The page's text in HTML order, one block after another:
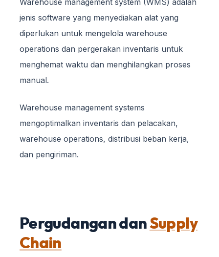
Warehouse management system (WMS) adalah
jenis software yang menyediakan alat yang
diperlukan untuk mengelola warehouse
operations dan pergerakan inventaris untuk
menghemat waktu dan menghilangkan proses
manual.
Warehouse management systems
mengoptimalkan inventaris dan pelacakan,
warehouse operations, distribusi beban kerja,
dan pengiriman.
Pergudangan danSupply
Chain